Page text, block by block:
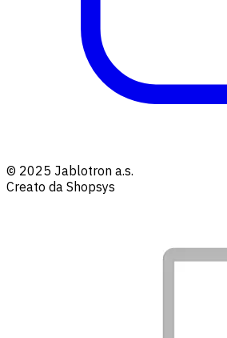
© 2025 Jablotron a.s.
Creato da Shopsys